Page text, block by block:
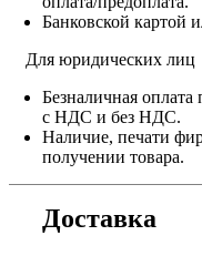
Банковской картой
Для юридических лиц
Безналичная оплата
с НДС и без НДС.
Наличие, печати
получении товара.
Доставка